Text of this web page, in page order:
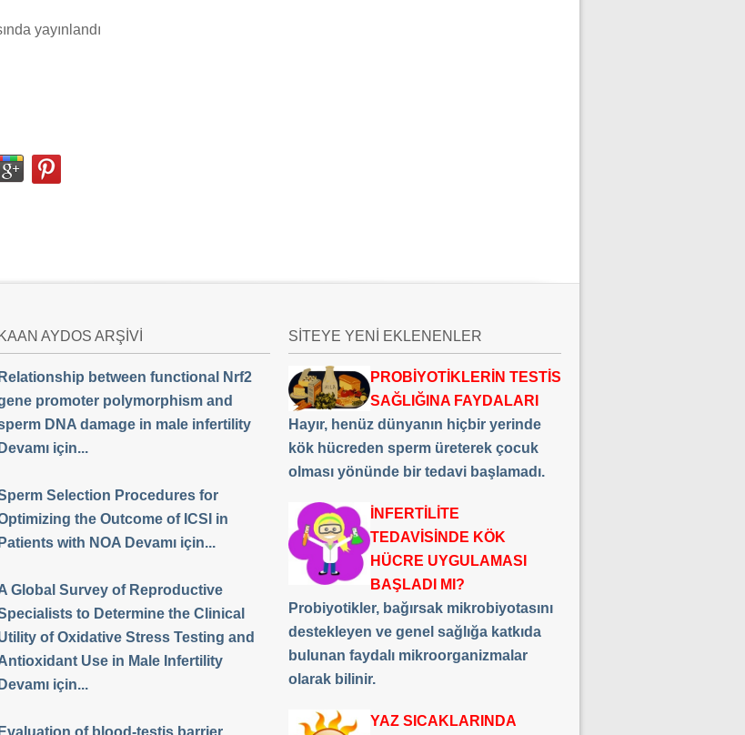
yayınlandı
KAAN AYDOS ARŞİVİ
Relationship between functional Nrf2
promoter polymorphism and
DNA damage in male infertility
Devamı için...
Selection Procedures for
the Outcome of ICSI in
Patients with NOA Devamı için...
Global Survey of Reproductive
to Determine the Clinical
of Oxidative Stress Testing and
Use in Male Infertility
Devamı için...
Evaluation of blood-testis barrier
SİTEYE YENİ EKLENENLER
PROBİYOTİKLERİN TESTİS
SAĞLIĞINA FAYDALARI
Hayır, henüz dünyanın hiçbir yerinde
kök hücreden sperm üreterek çocuk
olması yönünde bir tedavi başlamadı.
İNFERTİLİTE
TEDAVİSİNDE KÖK
HÜCRE UYGULAMASI
BAŞLADI MI?
Probiyotikler, bağırsak mikrobiyotasını
destekleyen ve genel sağlığa katkıda
bulunan faydalı mikroorganizmalar
olarak bilinir.
YAZ SICAKLARINDA